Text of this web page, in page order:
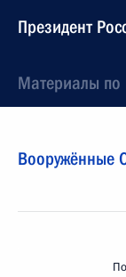
Президент
Материалы по
Вооружённые